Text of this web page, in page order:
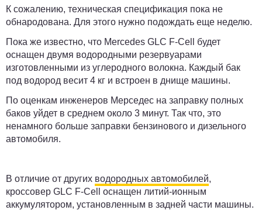
К сожалению, техническая спецификация пока не
обнародована. Для этого нужно подождать еще неделю.
Пока же известно, что Mercedes GLC F-Cell будет
оснащен двумя водородными резервуарами
изготовленными из углеродного волокна. Каждый бак
под водород весит 4 кг и встроен в днище машины.
По оценкам инженеров Мерседес на заправку полных
баков уйдет в среднем около 3 минут. Так что, это
ненамного больше заправки бензинового и дизельного
автомобиля.
В отличие от других водородных автомобилей,
кроссовер GLC F-Cell оснащен литий-ионным
аккумулятором, установленным в задней части машины.